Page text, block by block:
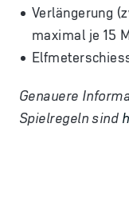
Verlängerung
maximal je 15
Genauere
Spielregeln sind